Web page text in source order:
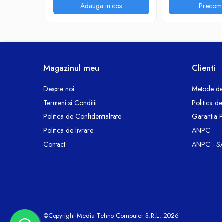
Ventilatie si Climatizare
Aeroterme
Componente PC
Memorii RAM
Rack Hard-Disk
Solid State Drive SSD-uri interne
Aspiratoare
De Bucatarie
rosu/negruAdauga in cos
Magazinul meu
Despre noi
Termeni si Conditii
Politica de Confidentialitate
Politica de livrare
Contact
Clienti
Metode
Politica
Garantia
ANPC
ANPC -
©Copyright Media Tehno Computer S.R.L. 2026